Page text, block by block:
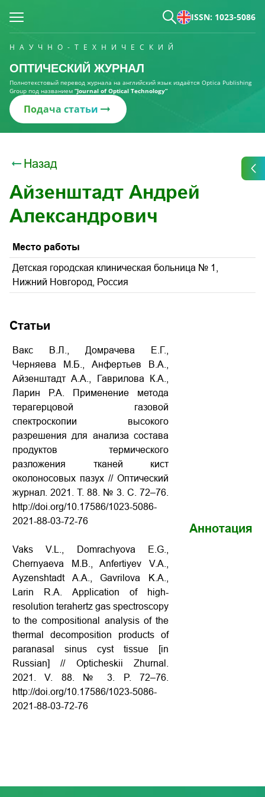
ISSN: 1023-5086
НАУЧНО-ТЕХНИЧЕСКИЙ
ОПТИЧЕСКИЙ ЖУРНАЛ
Полнотекстовый перевод журнала на английский язык издаётся Optica Publishing
Group под названием “Journal of Optical Technology“
Подача статьи
Назад
Айзенштадт Андрей
Александрович
Место работы
Детская городская клиническая больница № 1,
Нижний Новгород, Россия
Статьи
Вакс В.Л., Домрачева Е.Г.,
Черняева М.Б., Анфертьев В.А.,
Айзенштадт А.А., Гаврилова К.А.,
Ларин Р.А. Применение метода
терагерцовой газовой
спектроскопии высокого
разрешения для анализа состава
продуктов термического
разложения тканей кист
околоносовых пазух // Оптический
журнал. 2021. Т. 88. № 3. С. 72–76.
http://doi.org/10.17586/1023-5086-
2021-88-03-72-76
Vaks V.L., Domrachyova E.G.,
Chernyaeva M.B., Anfertiyev V.A.,
Ayzenshtadt A.A., Gavrilova K.A.,
Larin R.A. Application of high-
resolution terahertz gas spectroscopy
to the compositional analysis of the
thermal decomposition products of
paranasal sinus cyst tissue [in
Russian] // Opticheskii Zhurnal.
2021. V. 88. № 3. P. 72–76.
http://doi.org/10.17586/1023-5086-
2021-88-03-72-76
Аннотация